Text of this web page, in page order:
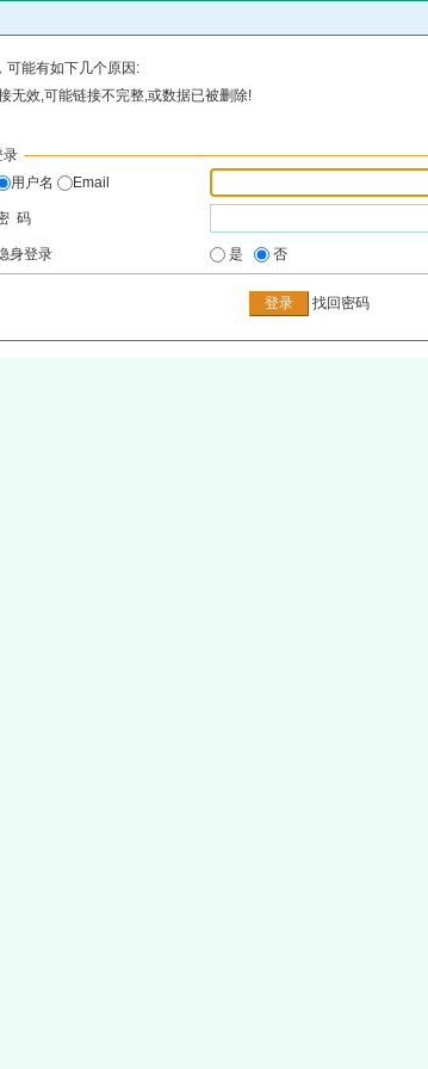
可能有如下几个原因:
无效,可能链接不完整,或数据已被删除!
录
用户名
Email
码
身登录 是 否
找回密码